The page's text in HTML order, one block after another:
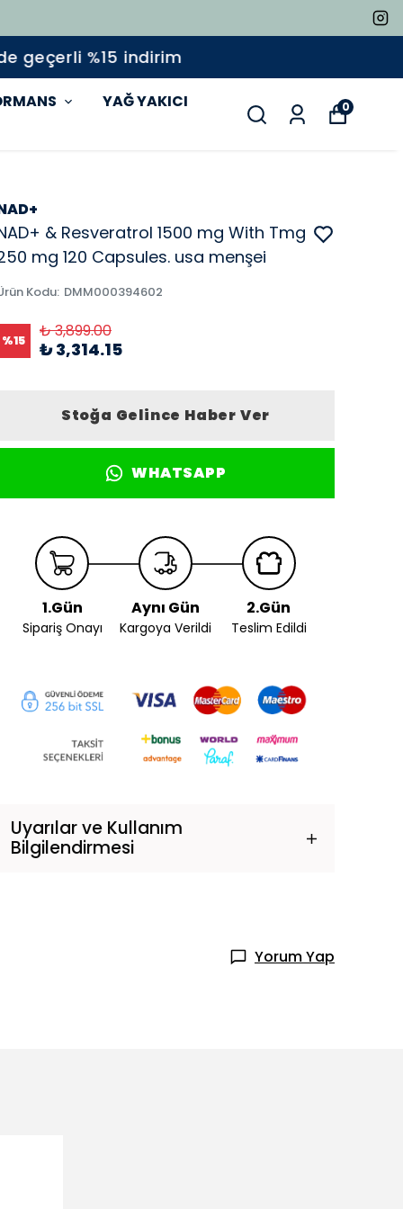
YAĞ YAKICI 0
& Resveratrol 1500 mg With Tmg
mg 120 Capsules. usa menşei
Kodu: DMM000394602
%15 ₺ 3,899.00
₺ 3,314.15
Stoğa Gelince Haber Ver
WHATSAPP
1.Gün
Sipariş Onayı
Aynı Gün
Kargoya Verildi
2.Gün
Teslim Edildi
Uyarılar ve Kullanım
Bilgilendirmesi
Yorum Yap